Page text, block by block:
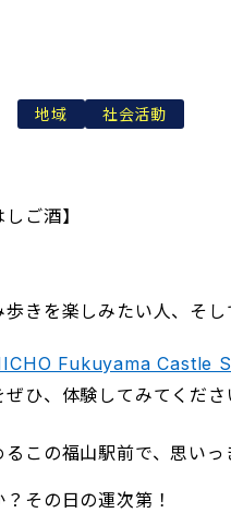
地域 社会活動
ご酒】
きを楽しみたい人、そし
Fukuyama Castle
ひ、体験してみてくださ
この福山駅前で、思い
その日の運次第！